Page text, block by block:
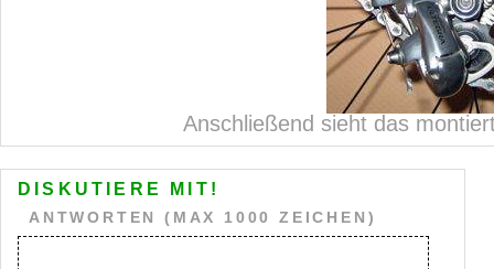
Anschließend sieht das
DISKUTIERE MIT!
ANTWORTEN (MAX 1000 ZEICHEN)